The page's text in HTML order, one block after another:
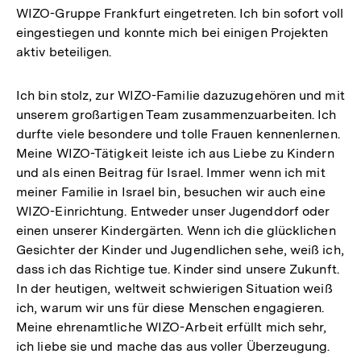
WIZO-Gruppe Frankfurt eingetreten. Ich bin sofort voll
eingestiegen und konnte mich bei einigen Projekten
aktiv beteiligen.
Ich bin stolz, zur WIZO-Familie dazuzugehören und mit
unserem großartigen Team zusammenzuarbeiten. Ich
durfte viele besondere und tolle Frauen kennenlernen.
Meine WIZO-Tätigkeit leiste ich aus Liebe zu Kindern
und als einen Beitrag für Israel. Immer wenn ich mit
meiner Familie in Israel bin, besuchen wir auch eine
WIZO-Einrichtung. Entweder unser Jugenddorf oder
einen unserer Kindergärten. Wenn ich die glücklichen
Gesichter der Kinder und Jugendlichen sehe, weiß ich,
dass ich das Richtige tue. Kinder sind unsere Zukunft.
In der heutigen, weltweit schwierigen Situation weiß
ich, warum wir uns für diese Menschen engagieren.
Meine ehrenamtliche WIZO-Arbeit erfüllt mich sehr,
ich liebe sie und mache das aus voller Überzeugung.